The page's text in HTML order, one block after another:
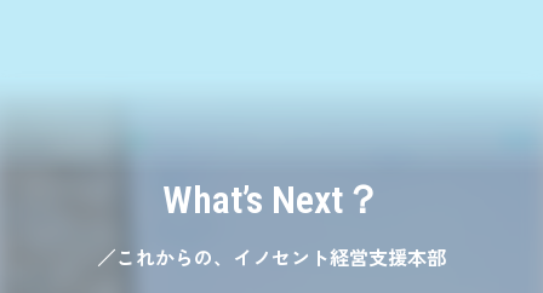
What’s Next？
／これからの、イノセント経営支援本部